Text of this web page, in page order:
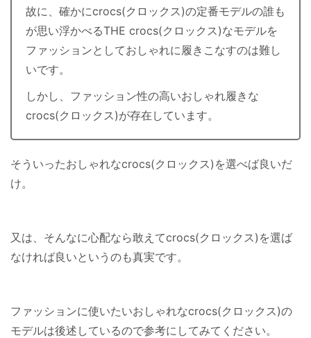
故に、確かにcrocs(クロックス)の定番モデルの誰も
が思い浮かべるTHE crocs(クロックス)なモデルを
ファッションとしておしゃれに履きこなすのは難し
いです。
しかし、ファッション性の高いおしゃれ履きな
crocs(クロックス)が存在しています。
そういったおしゃれなcrocs(クロックス)を選べば良いだ
け。
又は、そんなに心配なら敢えてcrocs(クロックス)を選ば
なければ良いというのも真実です。
ファッションに使いたいおしゃれなcrocs(クロックス)の
モデルは後述しているので参考にしてみてください。